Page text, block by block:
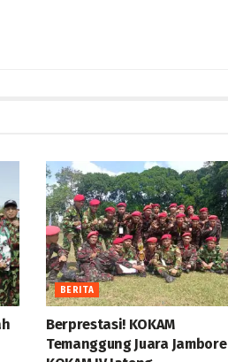
BERITA
Berprestasi! KOKAM
Temanggung Juara Jambore